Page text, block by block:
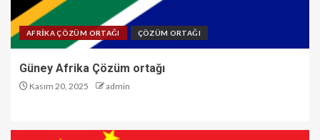
AFRİKA ÇÖZÜM ORTAĞI ÇÖZÜM ORTAĞI
Güney Afrika Çözüm ortağı
Kasım 20, 2025 admin